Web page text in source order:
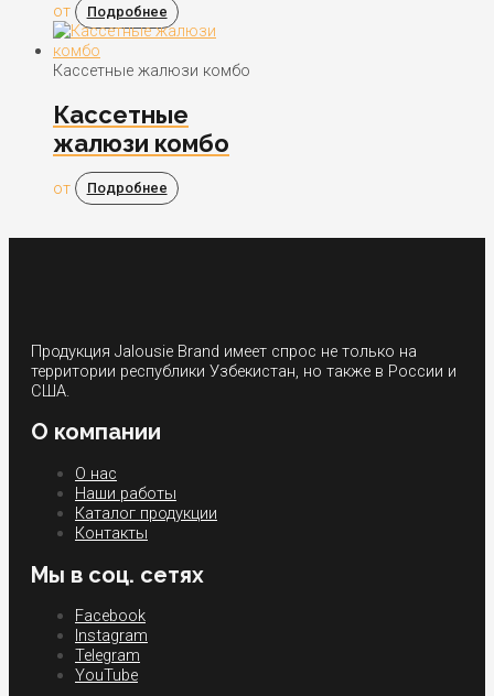
от Подробнее
Кассетные жалюзи комбо
Кассетные
жалюзи комбо
от Подробнее
Продукция Jalousie Brand имеет спрос не только на
территории республики Узбекистан, но также в России и
США.
О компании
О нас
Наши работы
Каталог продукции
Контакты
Мы в соц. сетях
Facebook
Instagram
Telegram
YouTube